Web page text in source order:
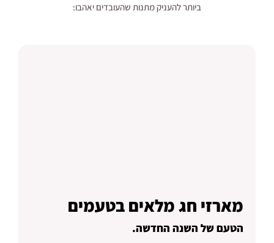
ביותר להעניק מתנות שהעובדים יאהבו:
מארזי חג מלאים בטעמים
הטעם של השנה החדשה.